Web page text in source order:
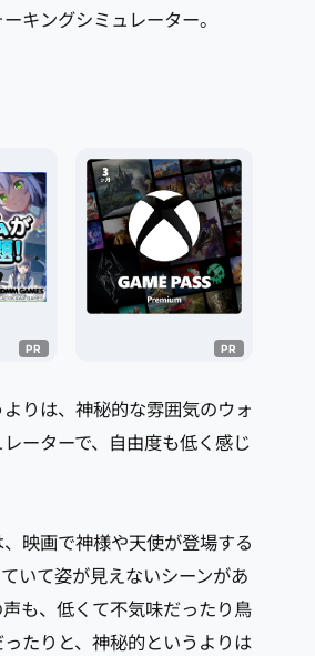
キングシミュレーター。
りは、神秘的な雰囲気のウォ
ーターで、自由度も低く感じ
映画で神様や天使が登場する
いて姿が見えないシーンがあ
も、低くて不気味だったり鳥
たりと、神秘的というよりは